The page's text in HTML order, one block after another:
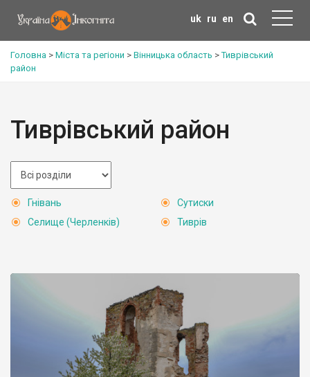
uk ru en
Головна > Міста та регіони > Вінницька область >Тиврівський
район
Тиврівський район
Гнівань
Селище (Черленків)
Сутиски
Тиврів